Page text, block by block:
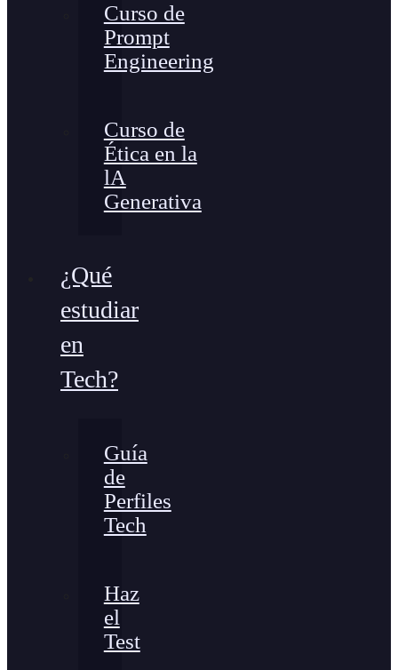
Curso de
Prompt
Engineering
Curso de
Ética en la
lA
Generativa
¿Qué
estudiar
en
Tech?
Guía
de
Perfiles
Tech
Haz
el
Test